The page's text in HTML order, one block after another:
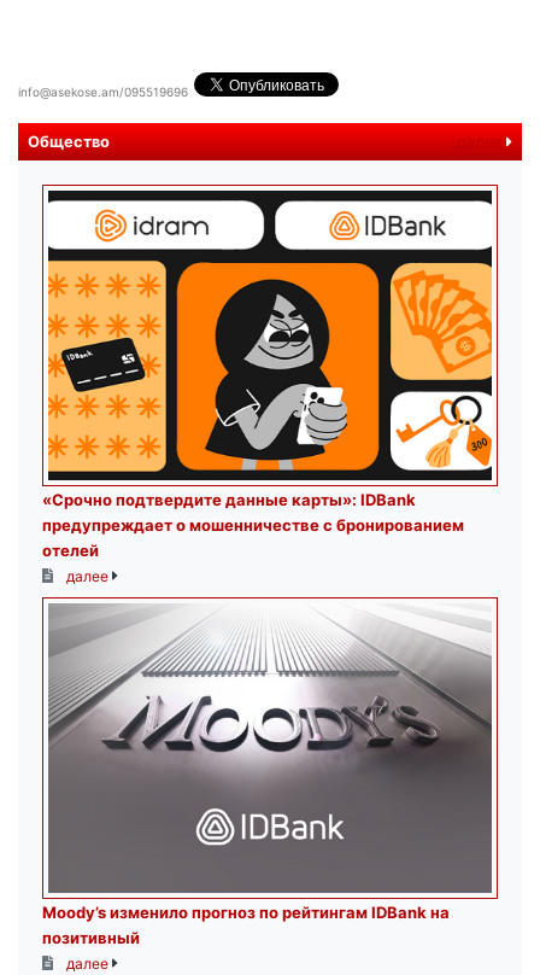
info@asekose.am/095519696
Общество далее
«Срочно подтвердите данные карты»: IDBank
предупреждает о мошенничестве с бронированием
отелей
далее
Moody’s изменило прогноз по рейтингам IDBank на
позитивный
далее